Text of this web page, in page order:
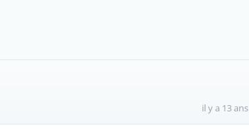
il y a 13 ans